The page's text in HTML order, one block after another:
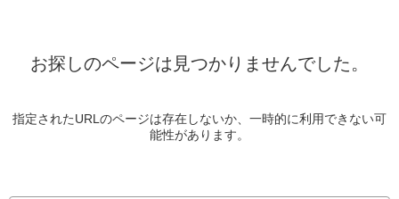
お探しのページは見つかりませんでした。
指定されたURLのページは存在しないか、一時的に利用できない可
能性があります。